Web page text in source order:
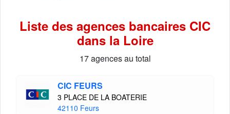
Liste des agences bancaires CIC
dans la Loire
17 agences au total
CIC FEURS
3 PLACE DE LA BOATERIE
42110 Feurs